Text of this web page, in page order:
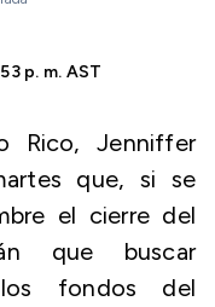
p. m. AST
Rico, Jenniffer
que, si se
el cierre del
que buscar
los fondos del